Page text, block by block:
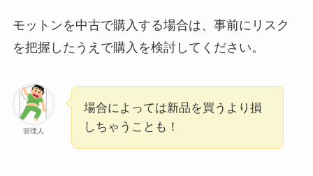
モットンを中古で購入する場合は、事前にリスク
を把握したうえで購入を検討してください。
管理人
場合によっては新品を買うより損
しちゃうことも！